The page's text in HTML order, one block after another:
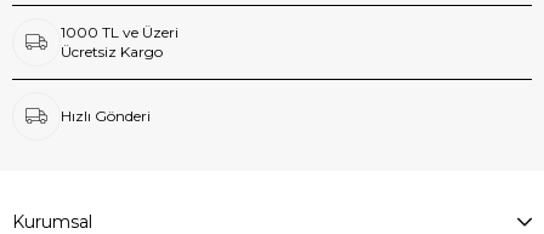
1000 TL ve Üzeri
Ücretsiz Kargo
Hızlı Gönderi
Kurumsal